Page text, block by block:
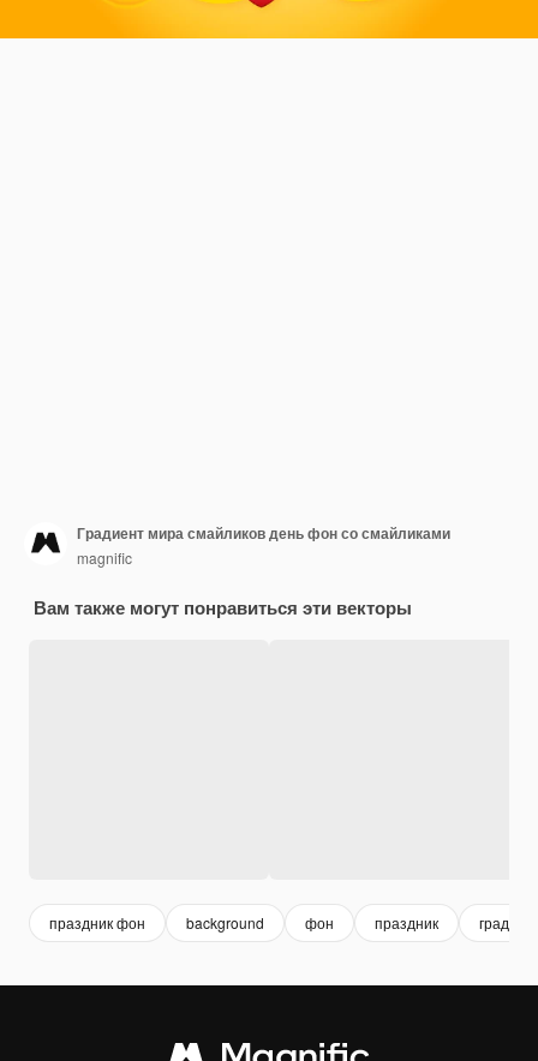
Градиент мира смайликов день фон со смайликами
magnific
Вам также могут понравиться эти векторы
праздник фон background фон праздник